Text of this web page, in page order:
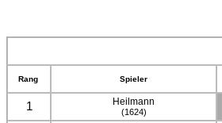
Rang Spieler
1 Heilmann
(1624)